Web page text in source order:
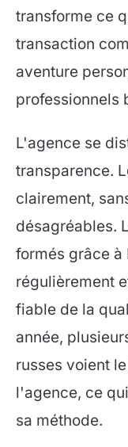
transforme ce
transaction
aventure
professionnels
L'agence se
transparence.
clairement,
désagréables.
formés grâce à
régulièrement
fiable de la
année,
russes voient
l'agence, ce
sa méthode.